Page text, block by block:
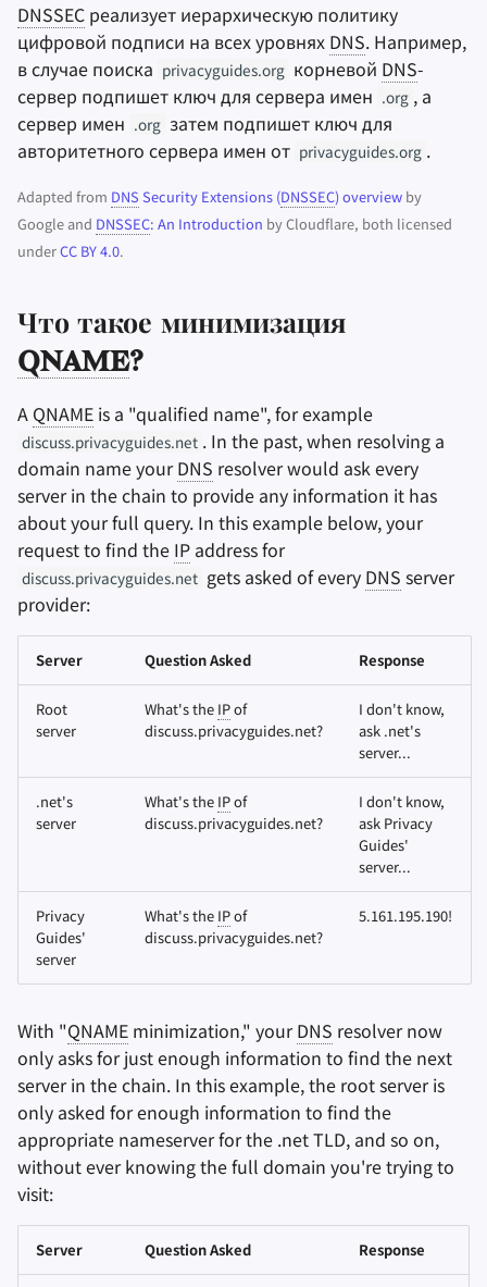
DNSSEC реализует иерархическую политику
цифровой подписи на всех уровнях DNS. Например,
в случае поиска privacyguides.org корневой DNS-
сервер подпишет ключ для сервера имен .org , а
сервер имен .org затем подпишет ключ для
авторитетного сервера имен от privacyguides.org .
Adapted from DNS Security Extensions (DNSSEC) overview by
Google and DNSSEC: An Introduction by Cloudflare, both licensed
underCC BY 4.0.
Что такое минимизация
QNAME?
A QNAME is a "qualified name", for example
discuss.privacyguides.net . In the past, when resolving a
domain name yourDNS resolver would ask every
server in the chain to provide any information it has
about your full query. In this example below, your
request to find the IP address for
discuss.privacyguides.net gets asked of every DNS server
provider:
Server Question Asked Response
Root
server
What's the IPof
discuss.privacyguides.net?
I don't know,
ask .net's
server...
.net's
server
What's the IPof
discuss.privacyguides.net?
I don't know,
ask Privacy
Guides'
server...
Privacy
Guides'
server
What's the IPof
discuss.privacyguides.net?
5.161.195.190!
With "QNAME minimization," yourDNS resolver now
only asks for just enough information to find the next
server in the chain. In this example, the root server is
only asked for enough information to find the
appropriate nameserver for the .net TLD, and so on,
without ever knowing the full domain you're trying to
visit:
Server Question Asked Response